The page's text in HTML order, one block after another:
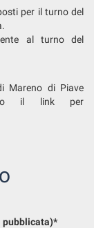
per il turno del
al turno del
Mareno di Piave
il link per
pubblicata)*